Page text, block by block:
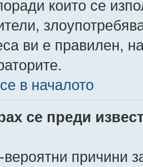
които се
ви е правилен,
в началото
се преди
причини